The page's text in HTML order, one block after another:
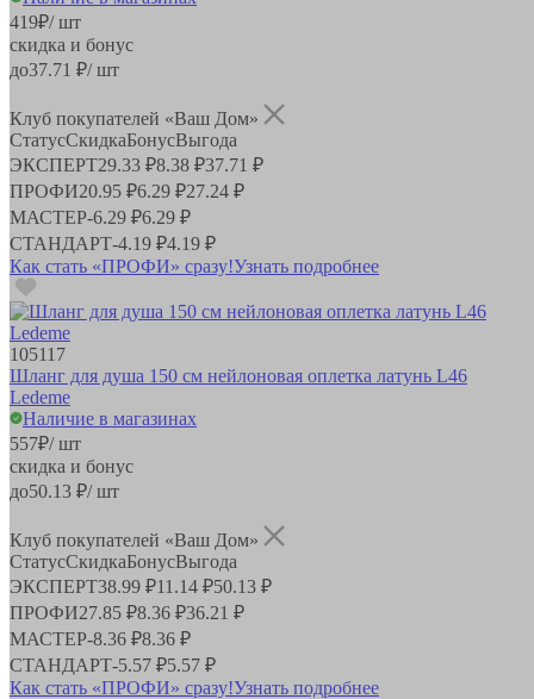
419₽/ шт
скидка и бонус
до37.71 ₽/ шт
Клуб покупателей «Ваш Дом»
СтатусСкидкаБонусВыгода
ЭКСПЕРТ29.33 ₽8.38 ₽37.71 ₽
ПРОФИ20.95 ₽6.29 ₽27.24 ₽
МАСТЕР-6.29 ₽6.29 ₽
СТАНДАРТ-4.19 ₽4.19 ₽
Как стать «ПРОФИ» сразу!Узнать подробнее
105117
Шланг для душа 150 см нейлоновая оплетка латунь L46
Ledeme
Наличие в магазинах
557₽/ шт
скидка и бонус
до50.13 ₽/ шт
Клуб покупателей «Ваш Дом»
СтатусСкидкаБонусВыгода
ЭКСПЕРТ38.99 ₽11.14 ₽50.13 ₽
ПРОФИ27.85 ₽8.36 ₽36.21 ₽
МАСТЕР-8.36 ₽8.36 ₽
СТАНДАРТ-5.57 ₽5.57 ₽
Как стать «ПРОФИ» сразу!Узнать подробнее